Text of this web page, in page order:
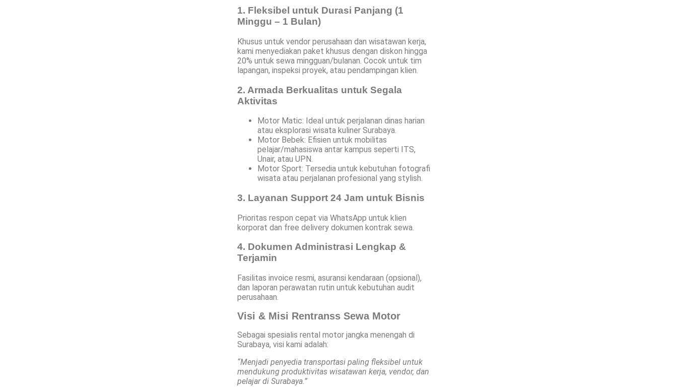
1. Fleksibel untuk Durasi Panjang (1
Minggu – 1 Bulan)
Khusus untuk vendor perusahaan dan wisatawan kerja,
kami menyediakan paket khusus dengan diskon hingga
20% untuk sewa mingguan/bulanan. Cocok untuk tim
lapangan, inspeksi proyek, atau pendampingan klien.
2. Armada Berkualitas untuk Segala
Aktivitas
Motor Matic: Ideal untuk perjalanan dinas harian
atau eksplorasi wisata kuliner Surabaya.
Motor Bebek: Efisien untuk mobilitas
pelajar/mahasiswa antar kampus seperti ITS,
Unair, atau UPN.
Motor Sport: Tersedia untuk kebutuhan fotografi
wisata atau perjalanan profesional yang stylish.
3. Layanan Support 24 Jam untuk Bisnis
Prioritas respon cepat via WhatsApp untuk klien
korporat dan free delivery dokumen kontrak sewa.
4. Dokumen Administrasi Lengkap &
Terjamin
Fasilitas invoice resmi, asuransi kendaraan (opsional),
dan laporan perawatan rutin untuk kebutuhan audit
perusahaan.
Visi & Misi Rentranss Sewa Motor
Sebagai spesialis rental motor jangka menengah di
Surabaya, visi kami adalah:
“Menjadi penyedia transportasi paling fleksibel untuk
mendukung produktivitas wisatawan kerja, vendor, dan
pelajar di Surabaya.”